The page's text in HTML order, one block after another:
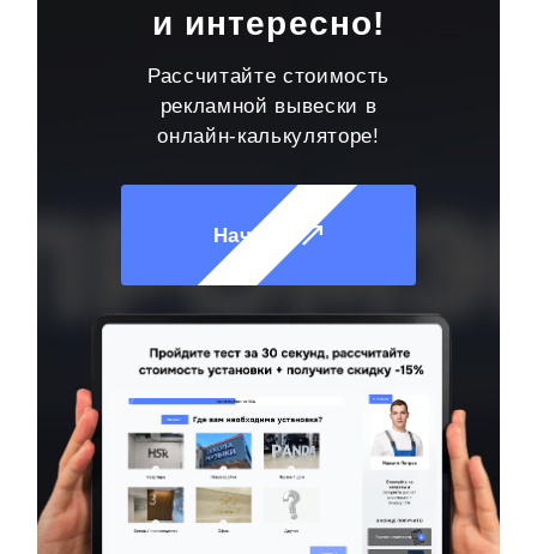
и интересно!
Рассчитайте стоимость
рекламной вывески в
онлайн-калькуляторе!
Начать